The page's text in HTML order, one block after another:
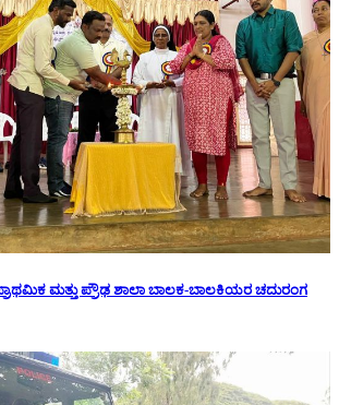
ಮತ್ತು ಪ್ರೌಢ ಶಾಲಾ ಬಾಲಕ-ಬಾಲಕಿಯರ ಚದುರಂಗ